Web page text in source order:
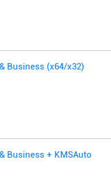
Business (x64/x32)
Business + KMSAuto